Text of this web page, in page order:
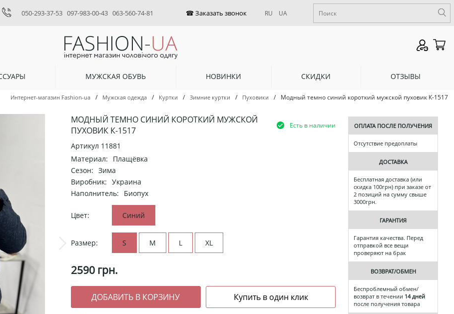
050-293-37-53 097-983-00-43 063-560-74-81 RU UA
МУЖСКАЯ ОБУВЬ НОВИНКИ СКИДКИ ОТЗЫВЫ
Интернет-магазин Fashion-ua / Мужская одежда / Куртки / Зимние куртки / Пуховики / Модный темно синий короткий мужской пуховик К-1517
МОДНЫЙ ТЕМНО СИНИЙ КОРОТКИЙ МУЖСКОЙ
ПУХОВИК К-1517
Есть в наличии
Артикул 11881
Материал:
Плащёвка
Сезон: Зима
Виробник: Украина
Наполнитель:
Биопух
Цвет: Синий
Размер: S M L XL
2590 грн.
ОПЛАТА ПОСЛЕ ПОЛУЧЕНИЯ
Отсутствие предоплаты
ДОСТАВКА
Бесплатная доставка (или
скидка 100грн) при заказе от
2 позиций на сумму свыше
3000грн.
ГАРАНТИЯ
Гарантия качества. Перед
отправкой все вещи
проверяют на брак
ВОЗВРАТ/ОБМЕН
Беспроблемный обмен/
возврат в течении 14 дней
после получения товара